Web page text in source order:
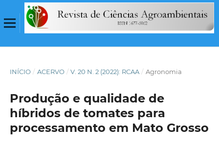
INÍCIO / ACERVO / V. 20 N. 2 (2022): RCAA / Agronomia
Produção e qualidade de
híbridos de tomates para
processamento em Mato Grosso